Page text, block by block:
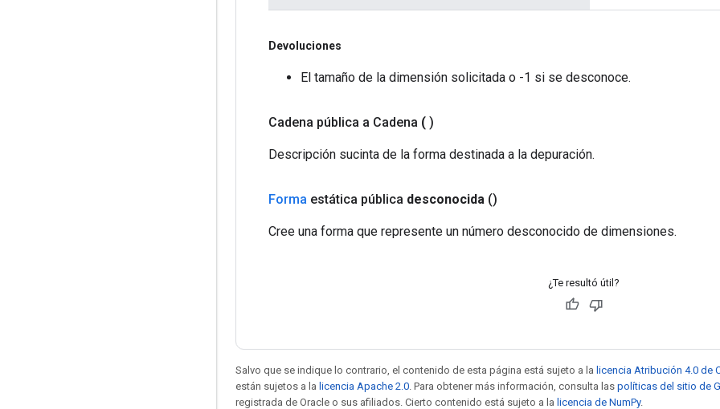
Devoluciones
El tamaño de la dimensión solicitada o -1 si se desconoce.
Cadena pública a Cadena ( )
Descripción sucinta de la forma destinada a la depuración.
Forma estática pública desconocida ()
Cree una forma que represente un número desconocido de dimensiones.
¿Te resultó útil?
Salvo que se indique lo contrario, el contenido de esta página está sujeto a la licencia Atribución 4.0 de
están sujetos a la licencia Apache 2.0 . Para obtener más información, consulta las políticas del sitio de
registrada de Oracle o sus afiliados. Cierto contenido está sujeto a la licencia de NumPy.